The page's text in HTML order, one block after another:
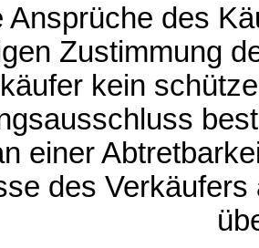
Ansprüche des
Zustimmung
kein
einer
des